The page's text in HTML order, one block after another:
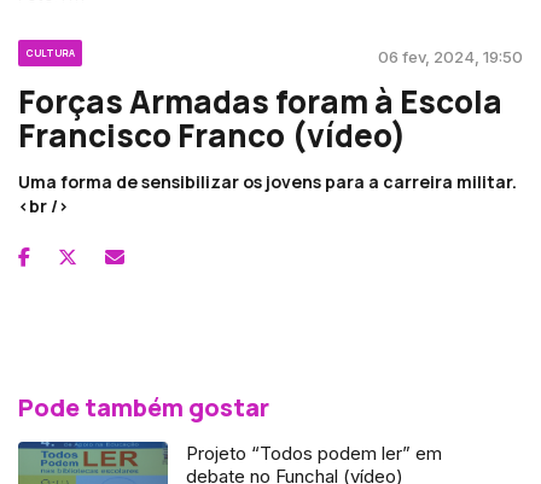
CULTURA 06 fev, 2024, 19:50
Forças Armadas foram à Escola
Francisco Franco (vídeo)
Uma forma de sensibilizar os jovens para a carreira militar.
<br />
Pode também gostar
Projeto “Todos podem ler” em
debate no Funchal (vídeo)